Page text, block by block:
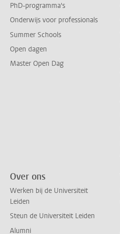
PhD-programma's
Onderwijs voor professionals
Summer Schools
Open dagen
Master Open Dag
Over ons
Werken bij de Universiteit
Leiden
Steun de Universiteit Leiden
Alumni